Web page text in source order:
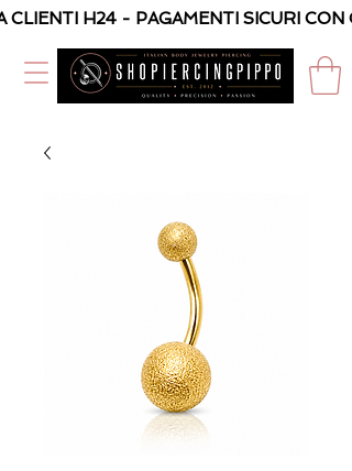
H24 - PAGAMENTI SICURI